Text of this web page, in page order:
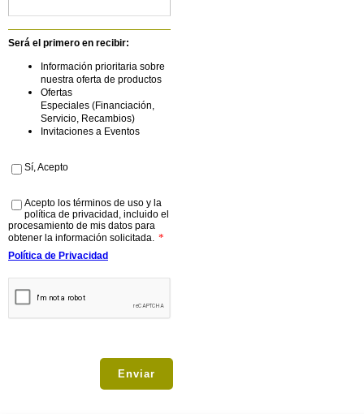
Será el primero en recibir:
Información prioritaria sobre
nuestra oferta de productos
Ofertas
Especiales (Financiación,
Servicio, Recambios)
Invitaciones a Eventos
Sí, Acepto
Acepto los términos de uso y la
política de privacidad, incluido el
procesamiento de mis datos para
obtener la información solicitada. *
Política de Privacidad